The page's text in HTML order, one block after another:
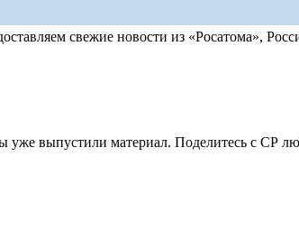
свежие новости из «Росатома»,
уже выпустили материал. Поделитесь с